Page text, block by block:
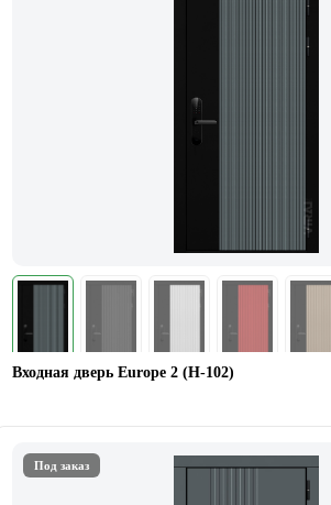
Входная дверь Europe 2 (Н-102)
Под заказ